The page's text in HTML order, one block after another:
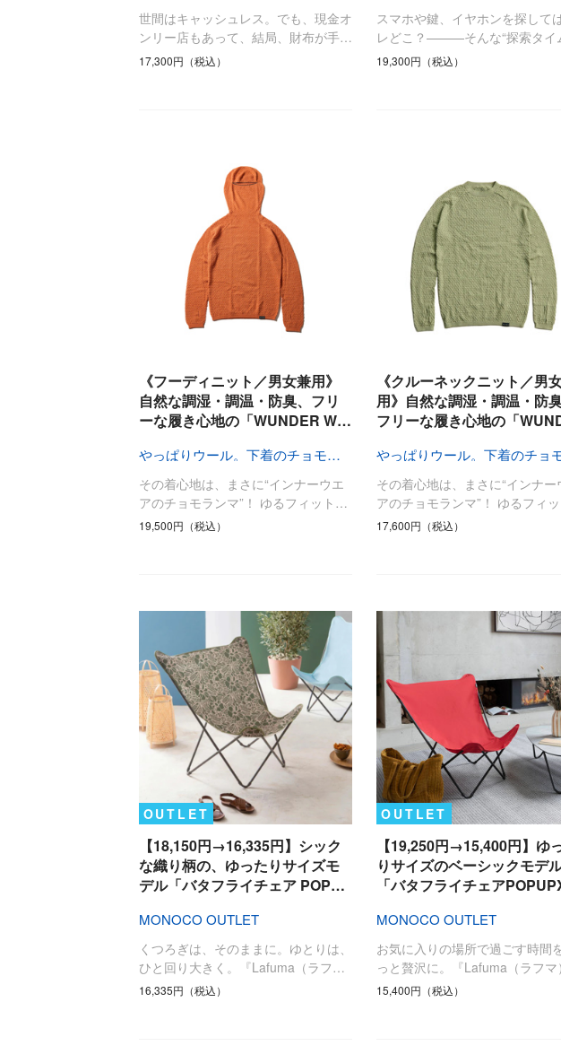
世間はキャッシュレス。でも、現金オ
ンリー店もあって、結局、財布が手…
17,300円（税込）
スマホや鍵、イヤホンを探して
レどこ？———そんな“探索タイ
19,300円（税込）
《フーディニット／男女兼用》
自然な調湿・調温・防臭、フリ
ーな履き心地の「WUNDER W…
やっぱりウール。下着のチョモランマ！
その着心地は、まさに“インナーウエ
アのチョモランマ”！ ゆるフィット…
19,500円（税込）
《クルーネックニット／男
用》自然な調湿・調温・防臭
フリーな履き心地の「
その着心地は、まさに“インナー
アのチョモランマ”！ ゆるフィ
17,600円（税込）
OUTLET
【18,150円→16,335円】シック
な織り柄の、ゆったりサイズモ
デル「バタフライチェア POP…
MONOCO OUTLET
くつろぎは、そのままに。ゆとりは、
ひと回り大きく。『Lafuma（ラフ…
16,335円（税込）
OUTLET
【19,250円→15,400円】ゆ
りサイズのベーシックモデ
「バタフライチェア
MONOCO OUTLET
お気に入りの場所で過ごす時間
っと贅沢に。『Lafuma（ラフ
15,400円（税込）